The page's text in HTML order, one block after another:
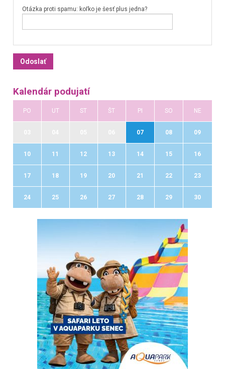
Otázka proti spamu: koľko je šesť plus jedna?
Kalendár podujatí
PO UT ST ŠT PI SO NE
07 08 09
10 11 12 13 14 15 16
17 18 19 20 21 22 23
24 25 26 27 28 29 30